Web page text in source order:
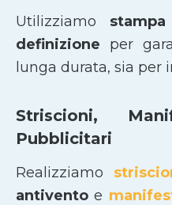
Utilizziamo
definizione per
lunga durata, sia per
Striscioni,
Pubblicitari
Realizziamo
antivento e